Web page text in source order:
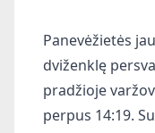
Panevėžietės
dviženklę
pradžioje
perpus 14:19.